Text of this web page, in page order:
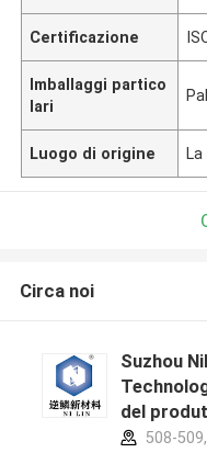
Certificazione
Imballaggi partico
lari
Luogo di origine La
Circa noi
Suzhou
del
508-